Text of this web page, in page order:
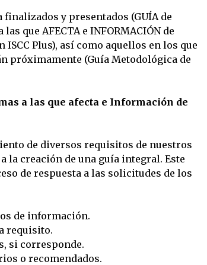
y presentados (GUÍA de
las que AFECTA e INFORMACIÓN de
Plus), así como aquellos en los que
próximamente (Guía Metodológica de
a las que afecta e Información de
de diversos requisitos de nuestros
la creación de una guía integral. Este
de respuesta a las solicitudes de los
de información.
requisito.
si corresponde.
o recomendados.